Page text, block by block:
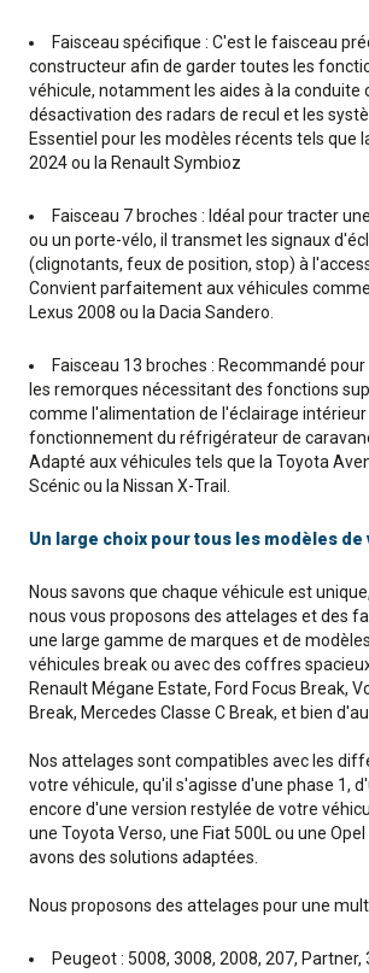
Faisceau spécifique : C'est le faisceau
constructeur afin de garder toutes les
véhicule, notamment les aides à la conduite
désactivation des radars de recul et les
Essentiel pour les modèles récents tels que
2024 ou la Renault Symbioz
Faisceau 7 broches : Idéal pour tracter
ou un porte-vélo, il transmet les signaux
(clignotants, feux de position, stop) à
Convient parfaitement aux véhicules
Lexus 2008 ou la Dacia Sandero.
Faisceau 13 broches : Recommandé
les remorques nécessitant des fonctions
comme l'alimentation de l'éclairage intérieur
fonctionnement du réfrigérateur de
Adapté aux véhicules tels que la Toyota
Scénic ou la Nissan X-Trail.
Un large choix pour tous les modèles de
Nous savons que chaque véhicule est
nous vous proposons des attelages et des
une large gamme de marques et de
véhicules break ou avec des coffres
Renault Mégane Estate, Ford Focus Break,
Break, Mercedes Classe C Break, et bien
Nos attelages sont compatibles avec les
votre véhicule, qu'il s'agisse d'une phase 1,
encore d'une version restylée de votre
une Toyota Verso, une Fiat 500L ou une
avons des solutions adaptées.
Nous proposons des attelages pour une
Peugeot : 5008, 3008, 2008, 207, Partner,